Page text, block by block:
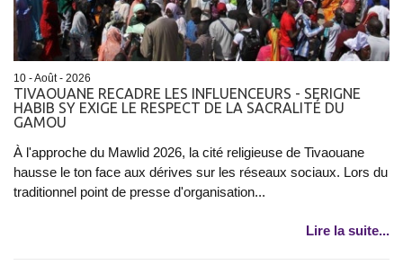
10 - Août - 2026
TIVAOUANE RECADRE LES INFLUENCEURS - SERIGNE
HABIB SY EXIGE LE RESPECT DE LA SACRALITÉ DU
GAMOU
À l'approche du Mawlid 2026, la cité religieuse de Tivaouane
hausse le ton face aux dérives sur les réseaux sociaux. Lors du
traditionnel point de presse d'organisation...
Lire la suite...